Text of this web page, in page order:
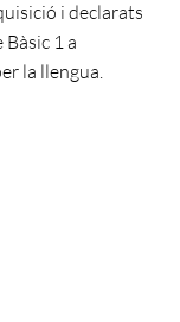
i declarats
1 a
la llengua.